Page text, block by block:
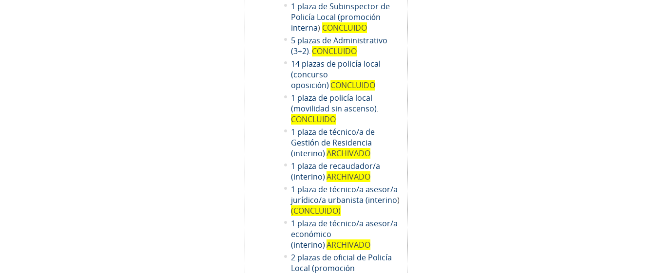
1 plaza de Subinspector de
Policía Local (promoción
interna) CONCLUIDO
5 plazas de Administrativo
(3+2). CONCLUIDO
14 plazas de policía local
(concurso
oposición) CONCLUIDO
1 plaza de policía local
(movilidad sin ascenso).
CONCLUIDO
1 plaza de técnico/a de
Gestión de Residencia
(interino)ARCHIVADO
1 plaza de recaudador/a
(interino)ARCHIVADO
1 plaza de técnico/a asesor/a
jurídico/a urbanista (interino)
(CONCLUIDO)
1 plaza de técnico/a asesor/a
económico
(interino)ARCHIVADO
2 plazas de oficial de Policía
Local (promoción